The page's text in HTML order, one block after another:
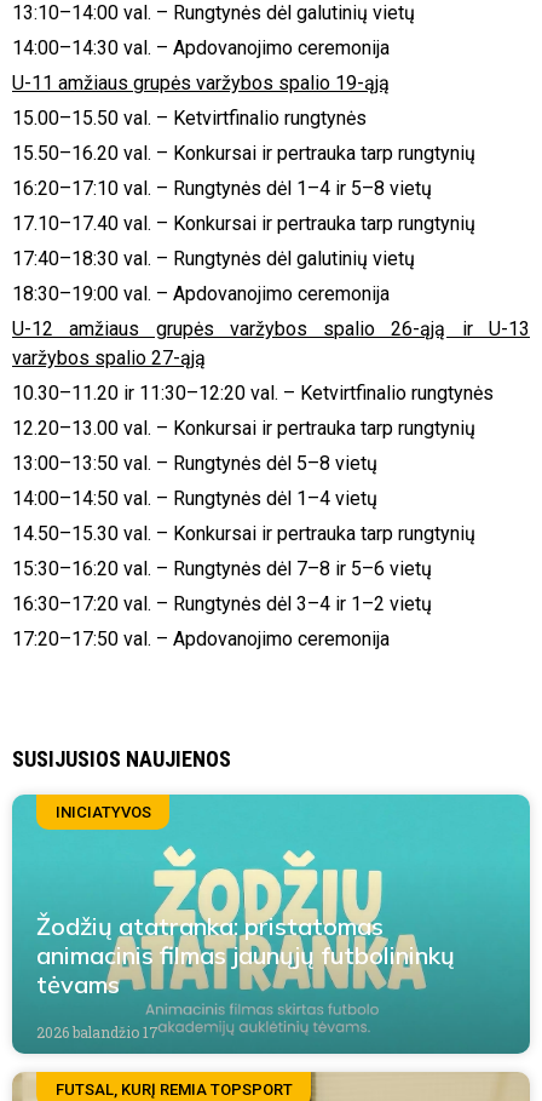
13:10–14:00 val. – Rungtynės dėl galutinių vietų
14:00–14:30 val. – Apdovanojimo ceremonija
U-11 amžiaus grupės varžybos spalio 19-ąją
15.00–15.50 val. – Ketvirtfinalio rungtynės
15.50–16.20 val. – Konkursai ir pertrauka tarp rungtynių
16:20–17:10 val. – Rungtynės dėl 1–4 ir 5–8 vietų
17.10–17.40 val. – Konkursai ir pertrauka tarp rungtynių
17:40–18:30 val. – Rungtynės dėl galutinių vietų
18:30–19:00 val. – Apdovanojimo ceremonija
U-12 amžiaus grupės varžybos spalio 26-ąją ir U-13
varžybos spalio 27-ąją
10.30–11.20 ir 11:30–12:20 val. – Ketvirtfinalio rungtynės
12.20–13.00 val. – Konkursai ir pertrauka tarp rungtynių
13:00–13:50 val. – Rungtynės dėl 5–8 vietų
14:00–14:50 val. – Rungtynės dėl 1–4 vietų
14.50–15.30 val. – Konkursai ir pertrauka tarp rungtynių
15:30–16:20 val. – Rungtynės dėl 7–8 ir 5–6 vietų
16:30–17:20 val. – Rungtynės dėl 3–4 ir 1–2 vietų
17:20–17:50 val. – Apdovanojimo ceremonija
SUSIJUSIOS NAUJIENOS
INICIATYVOS
Žodžių atatranka: pristatomas
animacinis filmas jaunųjų futbolininkų
tėvams
2026 balandžio 17
FUTSAL, KURĮ REMIA TOPSPORT